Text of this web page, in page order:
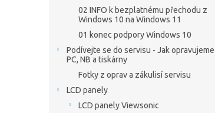
02 INFO k bezplatnému přechodu z
Windows 10 na Windows 11
01 konec podpory Windows 10
Podívejte se do servisu - Jak opravujeme
PC, NB a tiskárny
Fotky z oprav a zákulisí servisu
LCD panely
LCD panely Viewsonic